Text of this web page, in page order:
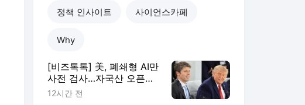
정책 인사이트 사이언스카페
Why
[비즈톡톡] 美, 폐쇄형 AI만
사전 검사…자국산 오픈웨
이트에 예외 둔 이유는
12시간 전